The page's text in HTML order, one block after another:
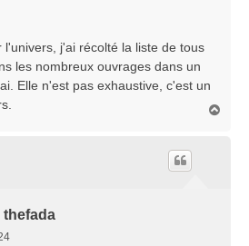
l'univers, j'ai récolté la liste de tous
les nombreux ouvrages dans un
Elle n'est pas exhaustive, c'est un
thefada